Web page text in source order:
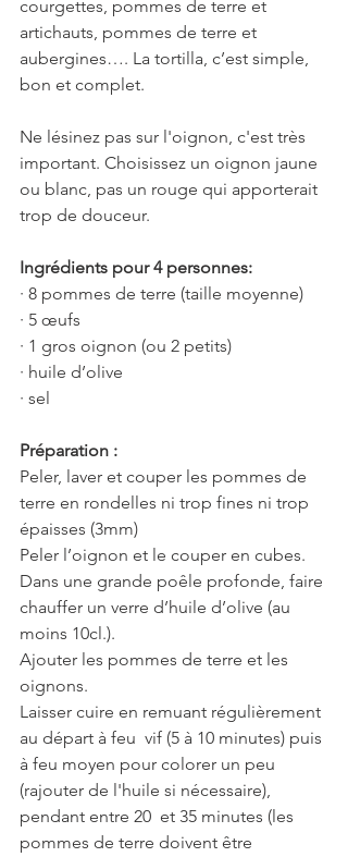
courgettes, pommes de terre et
artichauts, pommes de terre et
aubergines…. La tortilla, c’est simple,
bon et complet.
Ne lésinez pas sur l'oignon, c'est très
important. Choisissez un oignon jaune
ou blanc, pas un rouge qui apporterait
trop de douceur.
Ingrédients pour 4 personnes:
· 8 pommes de terre (taille moyenne)
· 5 œufs
· 1 gros oignon (ou 2 petits)
· huile d’olive
· sel
Préparation :
Peler, laver et couper les pommes de
terre en rondelles ni trop fines ni trop
épaisses (3mm)
Peler l’oignon et le couper en cubes.
Dans une grande poêle profonde, faire
chauffer un verre d’huile d’olive (au
moins 10cl.).
Ajouter les pommes de terre et les
oignons.
Laisser cuire en remuant régulièrement
au départ à feu  vif (5 à 10 minutes) puis
à feu moyen pour colorer un peu
(rajouter de l'huile si nécessaire),
pendant entre 20  et 35 minutes (les
pommes de terre doivent être